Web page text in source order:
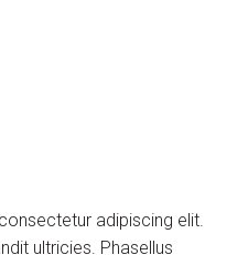
adipiscing elit.
ultricies. Phasellus